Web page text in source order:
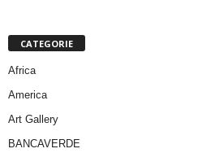
CATEGORIE
Africa
America
Art Gallery
BANCAVERDE